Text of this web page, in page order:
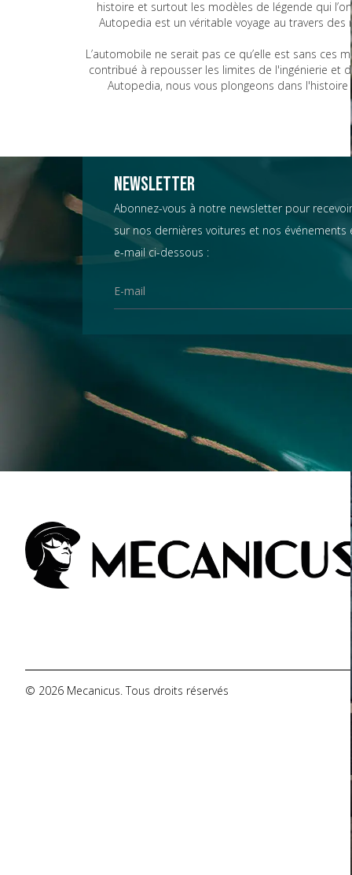
Bugatti
CG
Chevrolet
Chrysler
Citroën
D.B
De Tomaso
histoire et surtout les modèles de légende qui
Autopedia est un véritable voyage au travers
L’automobile ne serait pas ce qu’elle est sans
contribué à repousser les limites de l'ingénierie et
Autopedia, nous vous plongeons dans
Newsletter
Abonnez-vous à notre newsletter pour
sur nos dernières voitures et nos événements
e-mail ci-dessous :
© 2026 Mecanicus. Tous droits réservés